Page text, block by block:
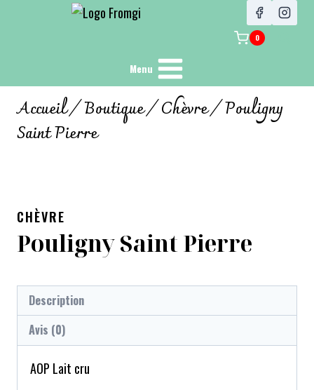
0
Menu
Accueil/Boutique/Chèvre/Pouligny
Saint Pierre
CHÈVRE
Pouligny Saint Pierre
Description
Avis (0)
AOP Lait cru